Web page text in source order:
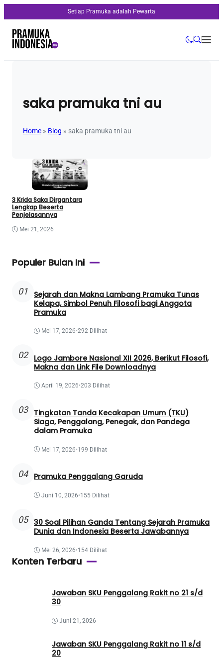
Setiap Pramuka adalah Pewarta
saka pramuka tni au
Home» Blog » saka pramuka tni au
3 Krida Saka Dirgantara
Lengkap Beserta
Penjelasannya
Mei 21, 2026
Populer Bulan Ini
01
Sejarah dan Makna Lambang Pramuka Tunas
Kelapa, Simbol Penuh Filosofi bagi Anggota
Pramuka
Mei 17, 2026•292 Dilihat
02
Logo Jambore Nasional XII 2026, Berikut Filosofi,
Makna dan Link File Downloadnya
April 19, 2026•203 Dilihat
03
Tingkatan Tanda Kecakapan Umum (TKU)
Siaga, Penggalang, Penegak, dan Pandega
dalam Pramuka
Mei 17, 2026•199 Dilihat
04 Pramuka Penggalang Garuda
Juni 10, 2026•155 Dilihat
05 30 Soal Pilihan Ganda Tentang Sejarah Pramuka
Dunia dan Indonesia Beserta Jawabannya
Mei 26, 2026•154 Dilihat
Konten Terbaru
Jawaban SKU Penggalang Rakit no 21 s/d
30
Juni 21, 2026
Jawaban SKU Penggalang Rakit no 11 s/d
20